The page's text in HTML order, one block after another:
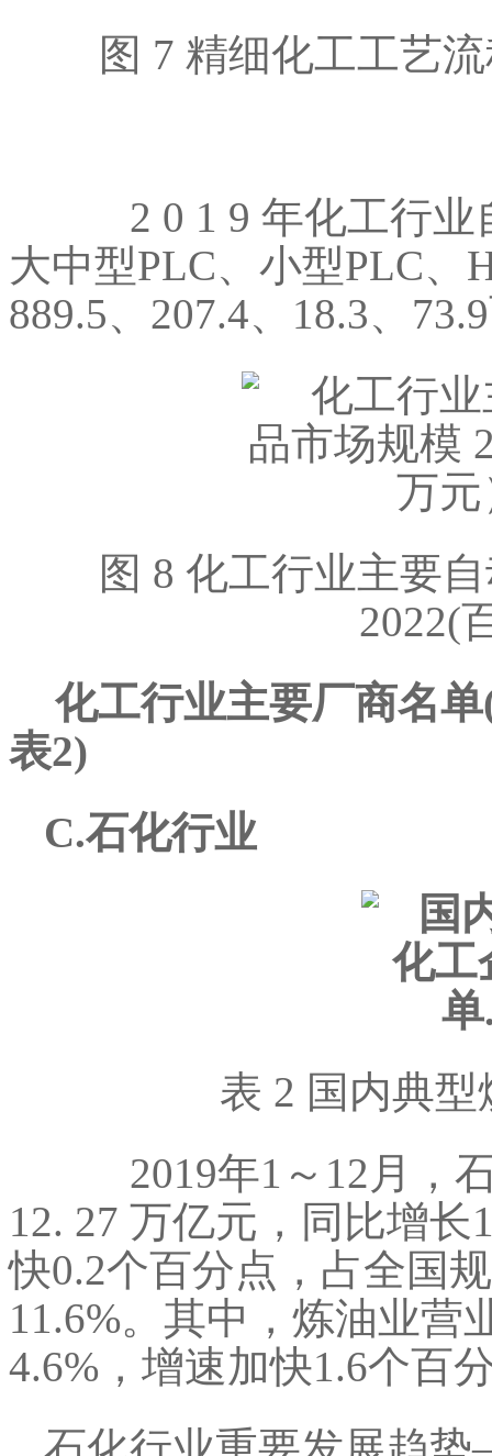
图 7 精细化工工艺
2 0 1 9 年化工行业
大中型PLC、小型PLC
889.5、207.4、18.3、
图 8 化工行业主要自
2022(
化工行业主要厂商名
表2)
C.石化行业
表 2 国内典
2019年1～12月，石
12. 27 万亿元，同比增
快0.2个百分点，占全国
11.6%。其中，炼油业营
4.6%，增速加快1.6个百